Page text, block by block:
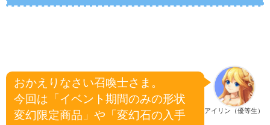
アイリン（優等生）
おかえりなさい召喚士さま。
今回は「イベント期間のみの形状
変幻限定商品」や「変幻石の入手